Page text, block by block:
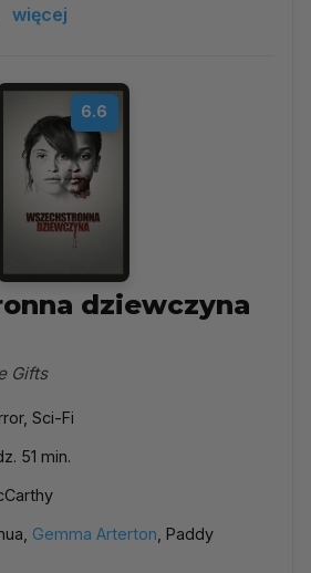
więcej
6.6
dziewczyna
Gifts
Sci-Fi
51 min.
Gemma Arterton , Paddy